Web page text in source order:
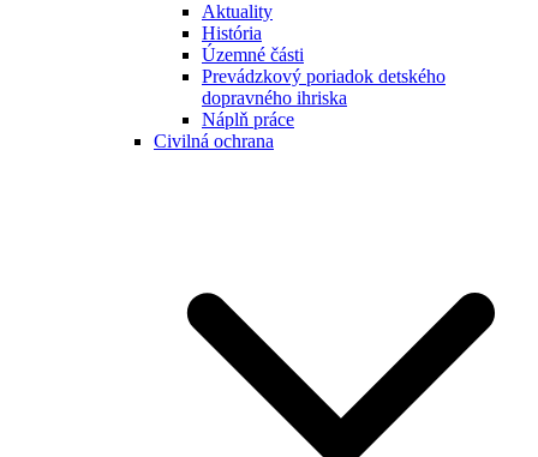
Aktuality
História
Územné části
Prevádzkový poriadok detského
dopravného ihriska
Náplň práce
Civilná ochrana